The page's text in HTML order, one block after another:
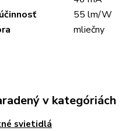
55 lm/W
mliečny
v kategóriách
svietidlá